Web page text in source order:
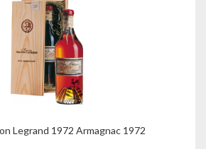
Legrand 1972 Armagnac 1972